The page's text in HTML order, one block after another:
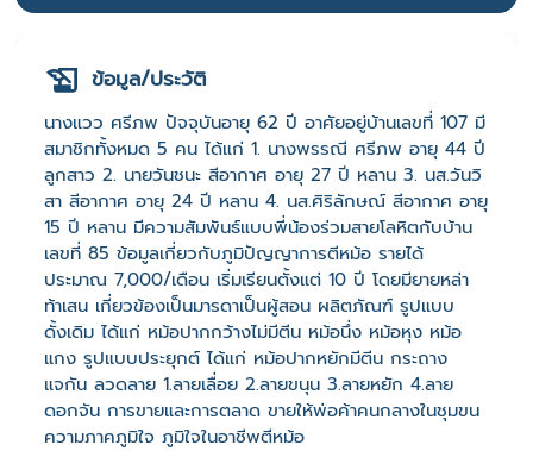
ข้อมูล/ประวัติ
นางแวว ศรีภพ ปัจจุบันอายุ 62 ปี อาศัยอยู่บ้านเลขที่ 107 มี
สมาชิกทั้งหมด 5 คน ได้แก่ 1. นางพรรณี ศรีภพ อายุ 44 ปี
ลูกสาว 2. นายวันชนะ สีอากาศ อายุ 27 ปี หลาน 3. นส.วันวิ
สา สีอากาศ อายุ 24 ปี หลาน 4. นส.ศิริลักษณ์ สีอากาศ อายุ
15 ปี หลาน มีความสัมพันธ์แบบพี่น้องร่วมสายโลหิตกับบ้าน
เลขที่ 85 ข้อมูลเกี่ยวกับภูมิปัญญาการตีหม้อ รายได้
ประมาณ 7,000/เดือน เริ่มเรียนตั้งแต่ 10 ปี โดยมียายหล่า
ท้าเสน เกี่ยวข้องเป็นมารดาเป็นผู้สอน ผลิตภัณฑ์ รูปแบบ
ดั้งเดิม ได้แก่ หม้อปากกว้างไม่มีตีน หม้อนึ่ง หม้อหุง หม้อ
แกง รูปแบบประยุกต์ ได้แก่ หม้อปากหยักมีตีน กระถาง
แจกัน ลวดลาย 1.ลายเลื่อย 2.ลายขนุน 3.ลายหยัก 4.ลาย
ดอกจัน การขายและการตลาด ขายให้พ่อค้าคนกลางในชุมขน
ความภาคภูมิใจ ภูมิใจในอาชีพตีหม้อ